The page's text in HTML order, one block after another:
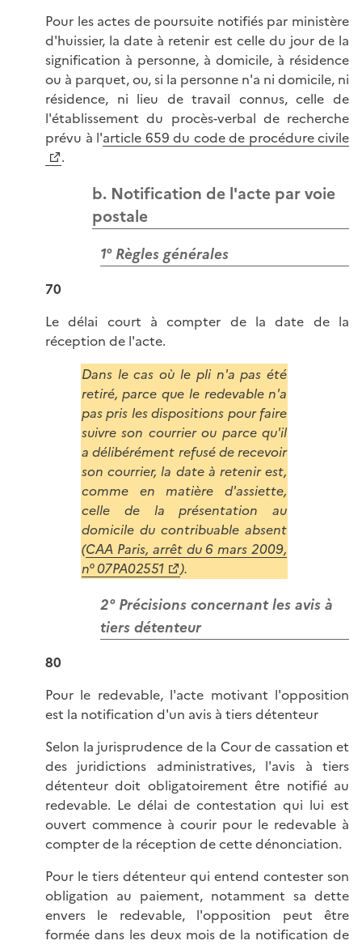
Pour les actes de poursuite notifiés par ministère
d'huissier, la date à retenir est celle du jour de la
signification à personne, à domicile, à résidence
ou à parquet, ou, si la personne n'a ni domicile, ni
résidence, ni lieu de travail connus, celle de
l'établissement du procès-verbal de recherche
prévu à l'article 659 du code de procédure civile
.
b. Notification de l'acte par voie
postale
1° Règles générales
70
Le délai court à compter de la date de la
réception de l'acte.
Dans le cas où le pli n'a pas été
retiré, parce que le redevable n'a
pas pris les dispositions pour faire
suivre son courrier ou parce qu'il
a délibérément refusé de recevoir
son courrier, la date à retenir est,
comme en matière d'assiette,
celle de la présentation au
domicile du contribuable absent
(CAA Paris, arrêt du 6 mars 2009,
n° 07PA02551
).
2° Précisions concernant les avis à
tiers détenteur
80
Pour le redevable, l'acte motivant l'opposition
est la notification d'un avis à tiers détenteur
Selon la jurisprudence de la Cour de cassation et
des juridictions administratives, l'avis à tiers
détenteur doit obligatoirement être notifié au
redevable. Le délai de contestation qui lui est
ouvert commence à courir pour le redevable à
compter de la réception de cette dénonciation.
Pour le tiers détenteur qui entend contester son
obligation au paiement, notamment sa dette
envers le redevable, l'opposition peut être
formée dans les deux mois de la notification de